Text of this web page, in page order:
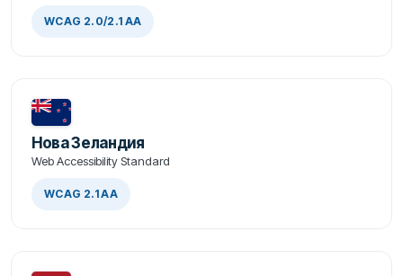
WCAG 2.0/2.1 AA
Нова Зеландия
Web Accessibility Standard
WCAG 2.1 AA